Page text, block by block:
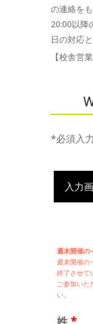
の連絡を
20:00以降
日の対応
【校舎営
*必須入
入力
週末開催の
週末開催の
終了させて
ご参加いた
い。
姓 *